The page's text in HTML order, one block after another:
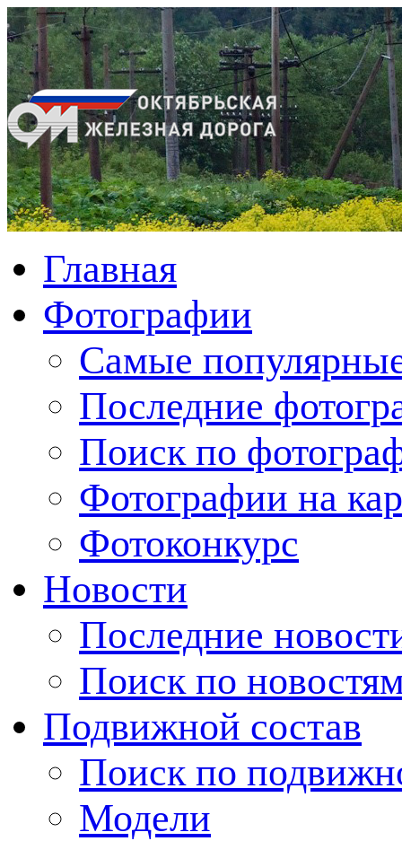
Главная
Фотографии
Cамые
Последние
Поиск по
Фотографии на
Фотоконкурс
Новости
Последние
Поиск по
Подвижной состав
Поиск по
Модели